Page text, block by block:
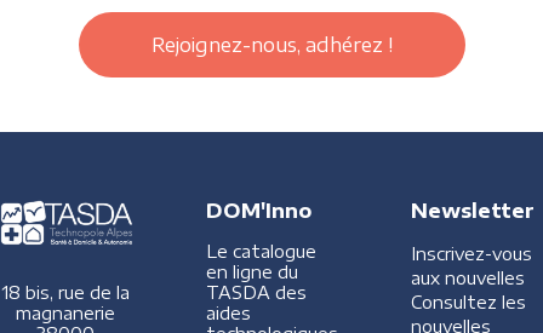
Rejoignez-nous, adhérez !
18 bis, rue de la
magnanerie
DOM'Inno
Le catalogue
en ligne du
TASDA des
aides
Newsletter
Inscrivez-vous
aux nouvelles
Consultez les
nouvelles